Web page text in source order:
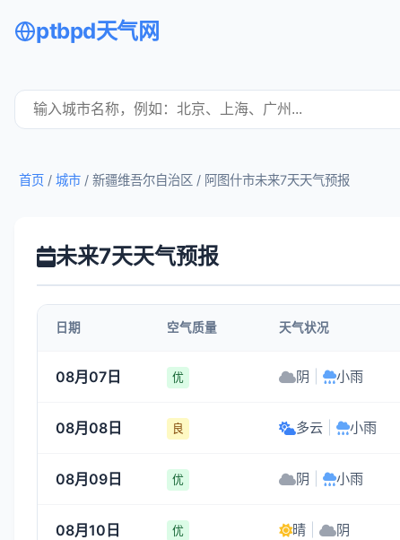
ptbpd天气网
首页 / 城市 / 新疆维吾尔自治区 / 阿图什市未来7天天气预报
未来7天天气预报
日期 空气质量 天气状况
08月07日 优 阴 小雨
08月08日 良 多云 小雨
08月09日 优 阴 小雨
08月10日 优 晴 阴